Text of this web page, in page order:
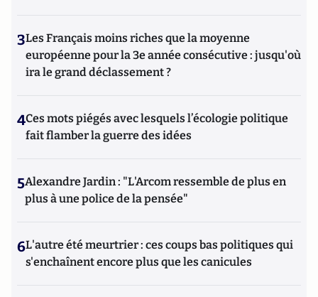
3Les Français moins riches que la moyenne
européenne pour la 3e année consécutive : jusqu'où
ira le grand déclassement ?
4Ces mots piégés avec lesquels l’écologie politique
fait flamber la guerre des idées
5Alexandre Jardin : "L'Arcom ressemble de plus en
plus à une police de la pensée"
6L'autre été meurtrier : ces coups bas politiques qui
s'enchaînent encore plus que les canicules